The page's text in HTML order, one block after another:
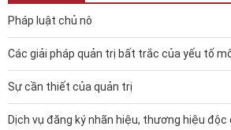
Pháp luật chủ nô
Các giải pháp quản trị bất trắc của yếu tố
Sự cần thiết của quản trị
Dịch vụ đăng ký nhãn hiệu, thương hiệu độc